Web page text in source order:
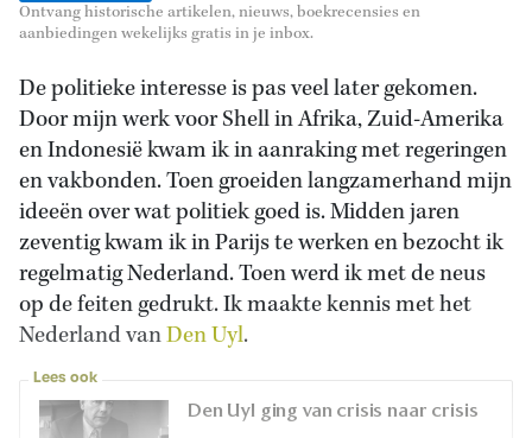
Ontvang historische artikelen, nieuws, boekrecensies en
aanbiedingen wekelijks gratis in je inbox.
De politieke interesse is pas veel later gekomen.
Door mijn werk voor Shell in Afrika, Zuid-Amerika
en Indonesië kwam ik in aanraking met regeringen
en vakbonden. Toen groeiden langzamerhand mijn
ideeën over wat politiek goed is. Midden jaren
zeventig kwam ik in Parijs te werken en bezocht ik
regelmatig Nederland. Toen werd ik met de neus
op de feiten gedrukt. Ik maakte kennis met het
Nederland vanDen Uyl.
Lees ook
Den Uyl ging van crisis naar crisis